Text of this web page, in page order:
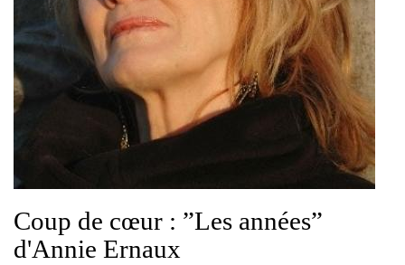
Coup de cœur : ”Les années”
d'Annie Ernaux